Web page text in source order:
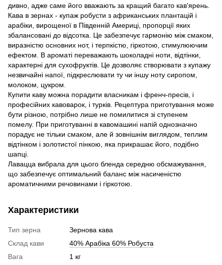
дивно, адже саме його вважають за кращий багато кав'ярень.
Кава в зернах - купаж робусти з африканських плантацій і
арабіки, вирощеної в Південній Америці, пропорції яких
збалансовані до відсотка. Це забезпечує гармонію між смаком,
виразністю основних нот, і терпкістю, гіркотою, стимулюючим
ефектом. В ароматі переважають шоколадні ноти, відтінки,
характерні для сухофруктів. Це дозволяє створювати з купажу
незвичайні напої, підкреслювати ту чи іншу ноту сиропом,
молоком, цукром.
Купити каву можна порадити власникам і френч-пресів, і
професійних кавоварок, і турків. Рецептура приготування може
бути різною, потрібно лише не помилитися зі ступенем
помелу. При приготуванні в кавомашині напій однозначно
порадує не тільки смаком, але й зовнішнім виглядом, теплим
відтінком і золотистої пінкою, яка прикрашає його, подібно
шапці.
Лавацца вибрала для цього бленда середню обсмажування,
що забезпечує оптимальний баланс між насиченістю
ароматичними речовинами і гіркотою.
Характеристики
Тип зерна
Зернова кава
Склад кави
40% Арабіка 60% Робуста
Вага
1 кг